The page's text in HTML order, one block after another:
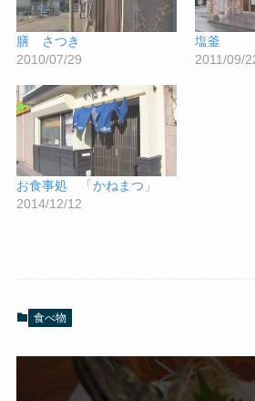
膳 さつき
2010/07/29
塩釜
2011/09/
お食事処 「かねまつ」
2014/12/12
食べ物